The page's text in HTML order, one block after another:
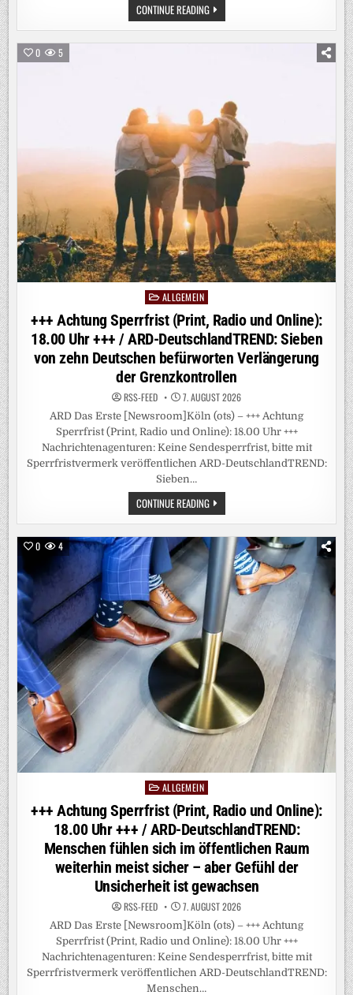
CONTINUE READING+++
ACHTUNG
SPERRFRIST
(PRINT,
ARD-
DEUTSCHLANDTREND:
UNION
VERLIERT
ANSCHLUSS
AN
DIE
0 5
Posted
in
ALLGEMEIN
+++ Achtung Sperrfrist (Print, Radio und Online):
18.00 Uhr +++ / ARD-DeutschlandTREND: Sieben
von zehn Deutschen befürworten Verlängerung
der Grenzkontrollen
RSS-FEED 7. AUGUST 2026
ARD Das Erste [Newsroom]Köln (ots) – +++ Achtung
Sperrfrist (Print, Radio und Online): 18.00 Uhr +++
Nachrichtenagenturen: Keine Sendesperrfrist, bitte mit
Sperrfristvermerk veröffentlichen ARD-DeutschlandTREND:
Sieben…
CONTINUE READING+++
ACHTUNG
SPERRFRIST
(PRINT,
RADIO
UND
ONLINE):
18.00
+++
ARD-
DEUTSCHLANDTREND:
SIEBEN
VON
ZEHN
DEUTSCHEN
BEFÜRWORTEN
VERLÄNGERUNG
DER
GRENZKONTROLLEN
0 4
Posted
in
ALLGEMEIN
+++ Achtung Sperrfrist (Print, Radio und Online):
18.00 Uhr +++ / ARD-DeutschlandTREND:
Menschen fühlen sich im öffentlichen Raum
weiterhin meist sicher – aber Gefühl der
Unsicherheit ist gewachsen
RSS-FEED 7. AUGUST 2026
ARD Das Erste [Newsroom]Köln (ots) – +++ Achtung
Sperrfrist (Print, Radio und Online): 18.00 Uhr +++
Nachrichtenagenturen: Keine Sendesperrfrist, bitte mit
Sperrfristvermerk veröffentlichen ARD-DeutschlandTREND:
Menschen…